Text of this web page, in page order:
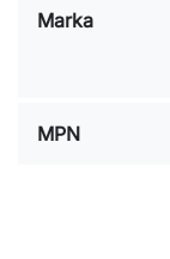
Marka
MPN